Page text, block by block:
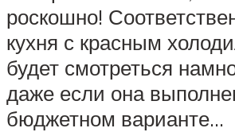
роскошно!
кухня с красным
будет смотреться
даже если она
бюджетном варианте…